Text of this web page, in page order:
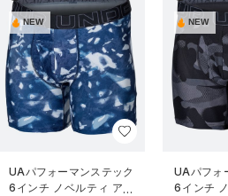
NEW
UAパフォーマンステック
6インチ ノベルティ アン
NEW
UAパフォ
6インチ